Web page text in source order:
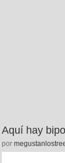
Aquí hay
por